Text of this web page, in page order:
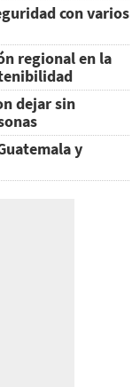
con varios
regional en la
dejar sin
y